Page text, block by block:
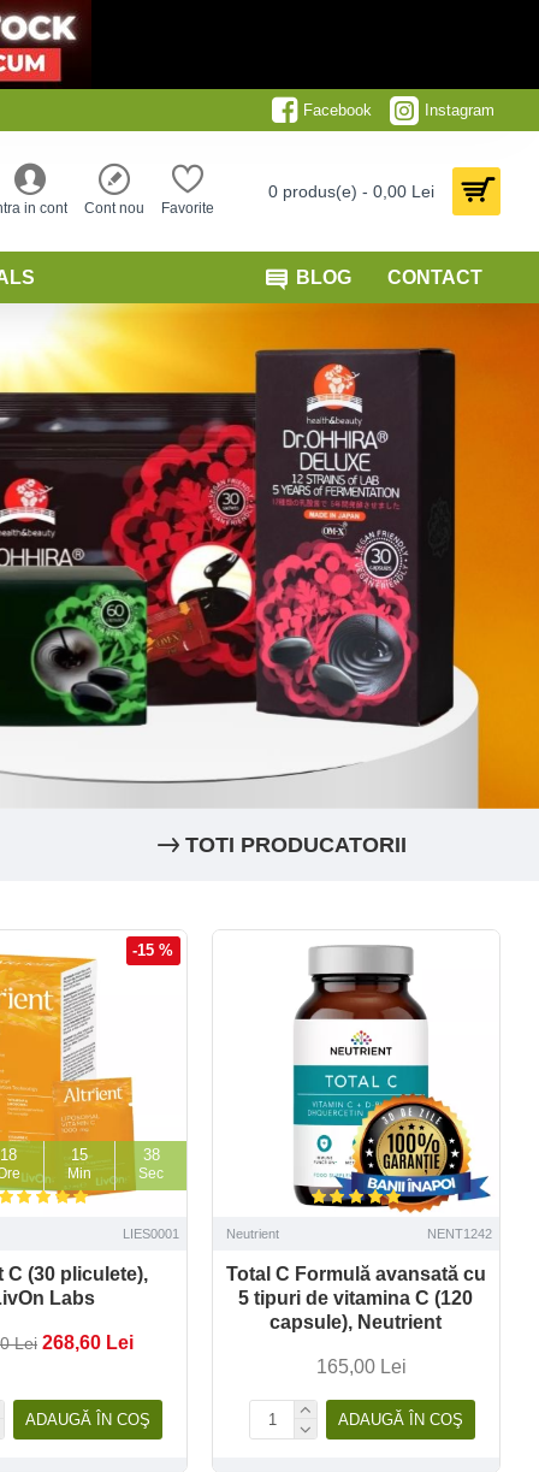
Facebook Instagram
in cont Cont nou Favorite
0 produs(e) - 0,00 Lei
BLOG CONTACT
TOTI PRODUCATORII
-15 %
18 15
Min
36
Sec
LIES0001
C (30 pliculete),
Labs
Lei 268,60 Lei
ADAUGĂ ÎN COŞ
Neutrient NENT1242
Total C Formulă avansată cu
5 tipuri de vitamina C (120
capsule), Neutrient
165,00 Lei
ADAUGĂ ÎN COŞ